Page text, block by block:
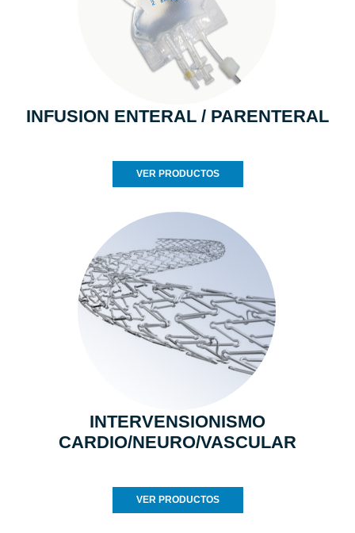
INFUSION ENTERAL / PARENTERAL
VER PRODUCTOS
INTERVENSIONISMO
CARDIO/NEURO/VASCULAR
VER PRODUCTOS